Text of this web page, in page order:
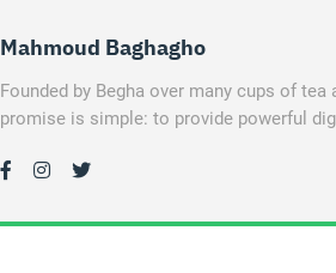
Mahmoud Baghagho
Founded by Begha over many cups of
promise is simple: to provide powerful